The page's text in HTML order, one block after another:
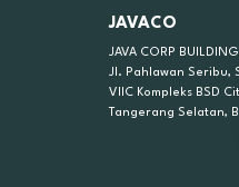
JAVACO
JAVA CORP BUILDING
Jl. Pahlawan Seribu,
VIIC Kompleks BSD
Tangerang Selatan,